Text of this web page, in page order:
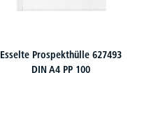
Esselte Prospekthülle 627493
DIN A4 PP 100